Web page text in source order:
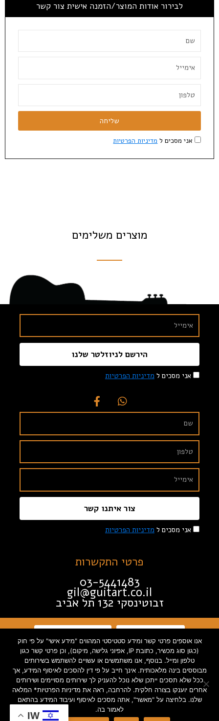
לבירור אודות המוצר/הזמנה אישית צור קשר
אני מסכים ל מדיניות הפרטיות
שליחה
מוצרים משלימים
אני מסכים ל מדיניות הפרטיות
הירשם לניוזלטר שלנו
אני מסכים ל מדיניות הפרטיות
צור איתנו קשר
פרטי התקשרות
03-5441483
gil@guitart.co.il
זבוטינסקי 132 תל אביב
הצהרת נגישות
מדיניות פרטיות
Created by INTORYA. All rights
IW
אנו אוספים פרטי קשר ומידע סטטיסטי המהווים "מידע אישי" על פי חוק
(כגון סוג מכשיר, כתובת IP, אפיוני גלישה, מיקום), וכן פרטי קשר כגון
טלפון ומייל. בנוסף, אנו משתמשים או עשויים להשתמש בשירותים
מבוססים בינה מלאכותית. אינך חייב על פי דין להסכים לאיסוף המידע, אך
ככל שלא תסכים ייתכן שלא נוכל להעניק לך שירותים מסויימים ושירותים
אחרים יוענקו בצורה חלקית. להרחבה, ראה את מדיניות הפרטיות* המלאה
שלנו. בלחיצה על "מאשר", אתה מסכים לאיסוף ועיבוד המידע בהתאם
לאמור בה.